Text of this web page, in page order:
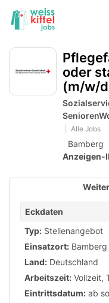
Accessibility
Modus
aktivieren
zur
zum
oder
(m/w/
Alle Jobs
Bamberg
Anzeigen-
Eckdaten
Typ: Stellenangebot
Einsatzort: Bamberg
Land: Deutschland
Arbeitszeit: Vollzeit,
Eintrittsdatum: ab